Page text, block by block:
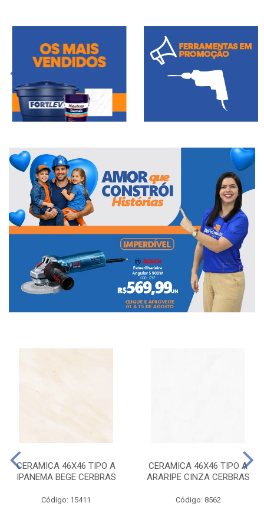
CERAMICA 46X46 TIPO A
IPANEMA BEGE CERBRAS
Código: 15411
CERAMICA 46X46 TIPO A
ARARIPE CINZA CERBRAS
Código: 8562